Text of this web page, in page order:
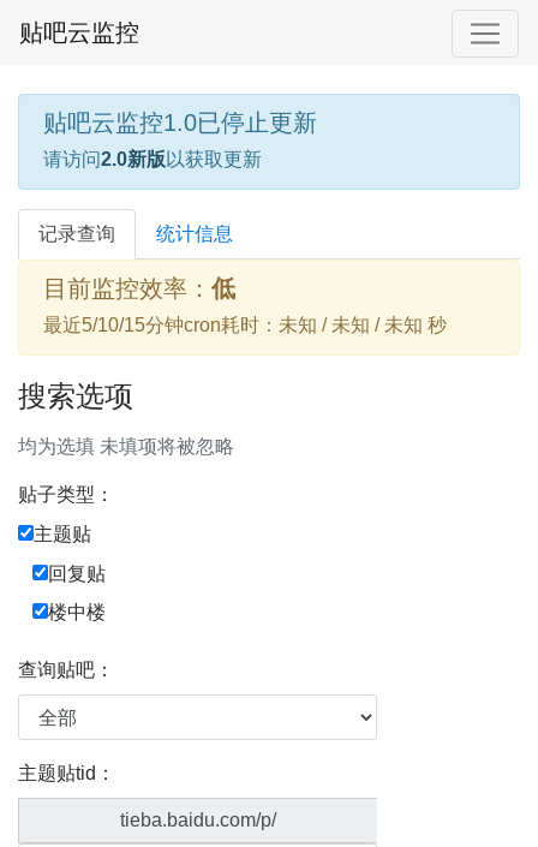
贴吧云监控
贴吧云监控1.0已停止更新
请访问2.0新版 以获取更新
记录查询 统计信息
目前监控效率： 低
最近5/10/15分钟cron耗时：未知 / 未知 / 未知 秒
搜索选项
均为选填 未填项将被忽略
贴子类型：
主题贴
回复贴
楼中楼
查询贴吧：
主题贴tid：
tieba.baidu.com/p/